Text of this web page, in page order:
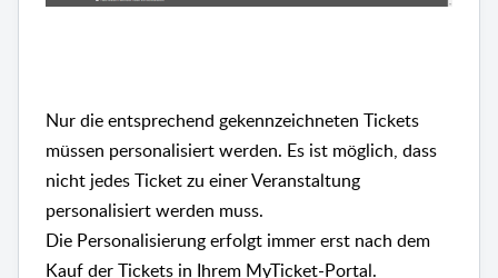
Nur die entsprechend gekennzeichneten Tickets
müssen personalisiert werden. Es ist möglich, dass
nicht jedes Ticket zu einer Veranstaltung
personalisiert werden muss.
Die Personalisierung erfolgt immer erst nach dem
Kauf der Tickets in Ihrem MyTicket-Portal.